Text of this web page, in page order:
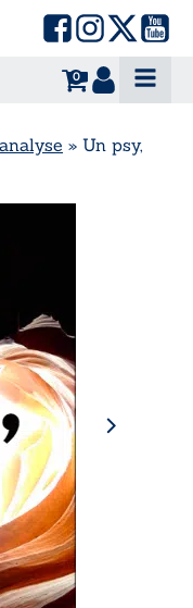
0
» Un psy,